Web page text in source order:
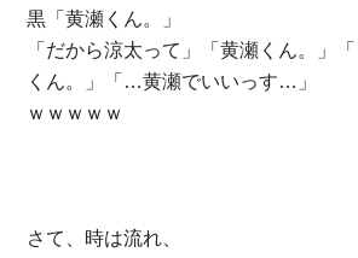
黒「黄瀬くん。」
「だから涼太って」「黄瀬くん。」
くん。」「…黄瀬でいいっす…」
ｗｗｗｗｗ
さて、時は流れ、